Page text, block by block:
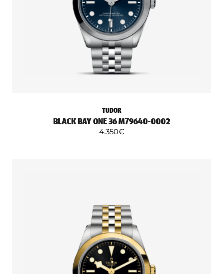
TUDOR
BLACK BAY ONE 36 M79640-0002
4.350€